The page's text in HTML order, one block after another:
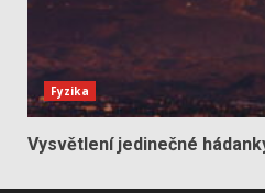
Fyzika
Vysvětlení jedinečné